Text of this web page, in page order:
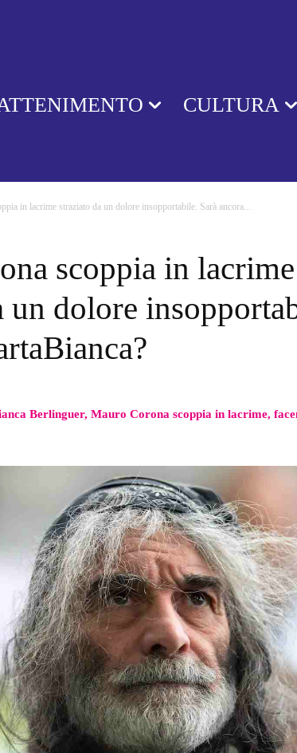
CULTURA
in lacrime straziato da un dolore insopportabile. Sarà ancora...
scoppia in lacrime
un dolore
Berlinguer, Mauro Corona scoppia in lacrime,